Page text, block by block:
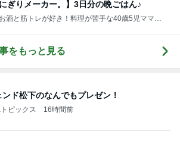
にぎりメーカー。】3日分の晩ごはん♪
お酒と筋トレが好き！料理が苦手な40歳5児ママ主
をもっと見る
ンド松下のなんでもプレゼン！
ピックス 16時間前